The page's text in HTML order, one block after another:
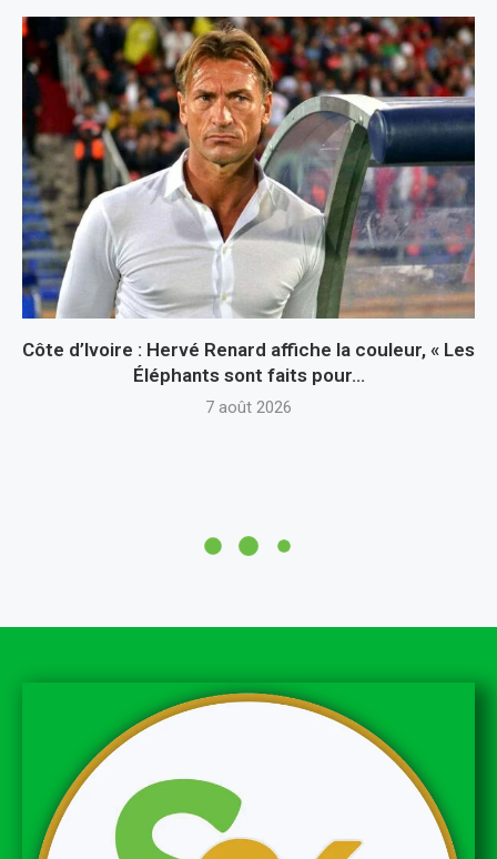
Côte d’Ivoire : Hervé Renard affiche la couleur, « Les
Éléphants sont faits pour...
7 août 2026